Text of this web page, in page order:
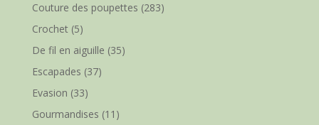
Couture des poupettes (283)
Crochet(5)
De fil en aiguille (35)
Escapades (37)
Evasion (33)
Gourmandises (11)